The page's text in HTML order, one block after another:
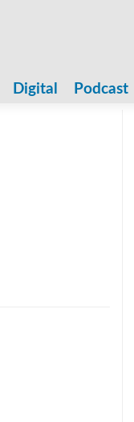
Digital Podcast